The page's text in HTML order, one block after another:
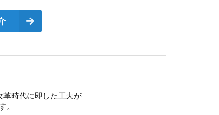
時代に即した工夫が
。